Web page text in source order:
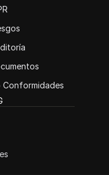
Conformidades